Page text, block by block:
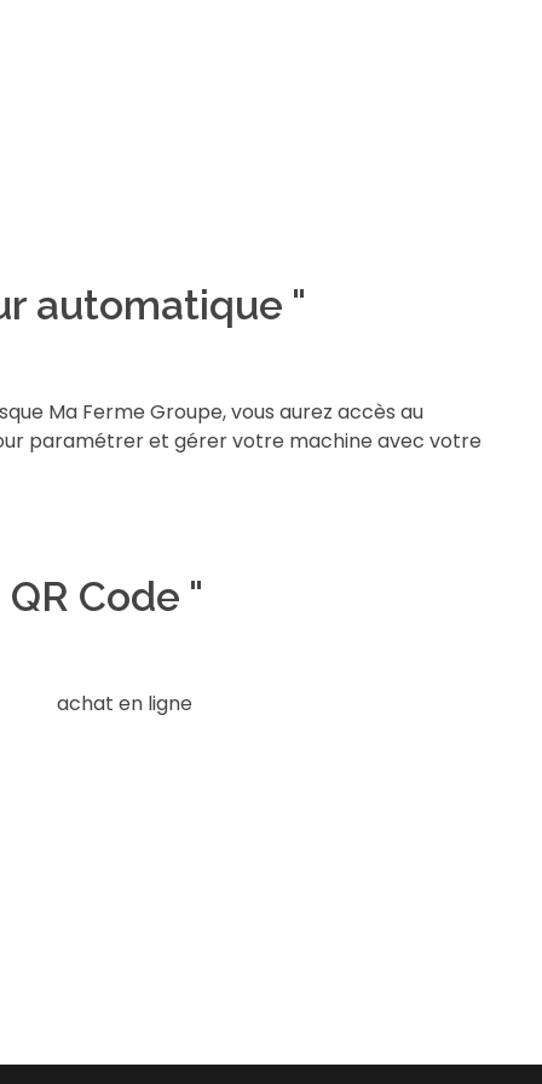
automatique "
Ma Ferme Groupe, vous aurez accès au
paramétrer et gérer votre machine avec votre
Code "